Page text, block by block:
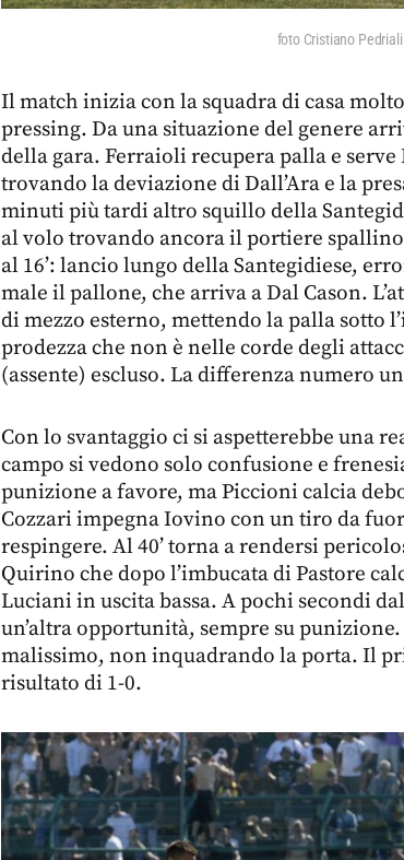
foto Cristiano Pedriali
Il match inizia con la squadra di casa
pressing. Da una situazione del genere
della gara. Ferraioli recupera palla e serve
trovando la deviazione di Dall’Ara e la
minuti più tardi altro squillo della
al volo trovando ancora il portiere
al 16’: lancio lungo della Santegidiese,
male il pallone, che arriva a Dal Cason.
di mezzo esterno, mettendo la palla sotto
prodezza che non è nelle corde degli
(assente) escluso. La differenza numero
Con lo svantaggio ci si aspetterebbe una
campo si vedono solo confusione e
punizione a favore, ma Piccioni calcia
Cozzari impegna Iovino con un tiro da
respingere. Al 40’ torna a rendersi
Quirino che dopo l’imbucata di Pastore
Luciani in uscita bassa. A pochi secondi
un’altra opportunità, sempre su
malissimo, non inquadrando la porta. Il
risultato di 1-0.